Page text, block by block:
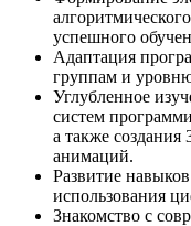
успешного
Адаптация
группам и
Углубленное
систем
а также создания
анимаций.
Развитие
использования
Знакомство с